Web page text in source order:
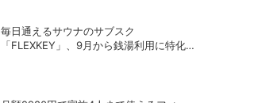
毎日通えるサウナのサブスク
「FLEXKEY」、9月から銭湯利用に特化し